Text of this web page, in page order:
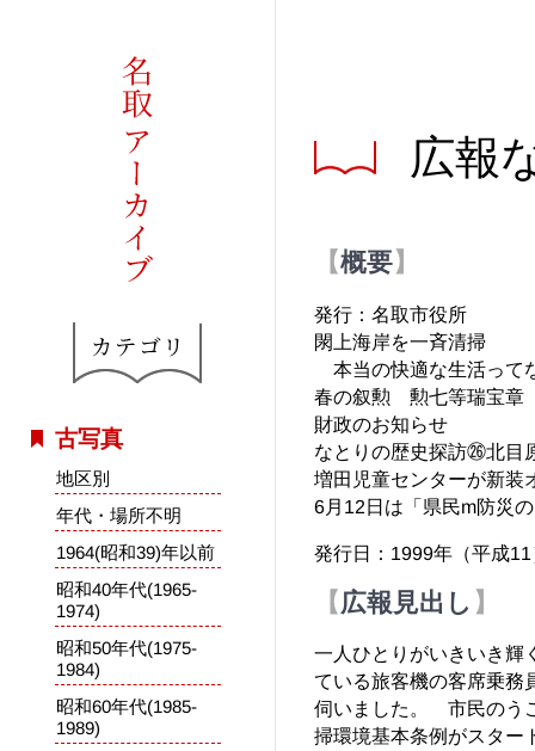
古写真
地区別
年代・場所不明
1964(昭和39)年以前
昭和40年代(1965-
1974)
昭和50年代(1975-
1984)
昭和60年代(1985-
1989)
広報
概要
発行：名取市役所
閖上海岸を一斉清掃
本当の快適な生活って
春の叙勲 勲七等瑞宝
財政のお知らせ
なとりの歴史探訪㉖北
増田児童センターが新装
6月12日は「県民m防災
発行日：1999年（平成
広報見出し
一人ひとりがいきいき輝
ている旅客機の客席乗務
伺いました。 市民のう
掃環境基本条例がスタ